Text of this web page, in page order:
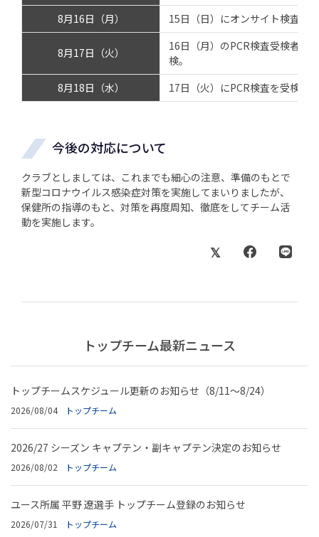
8月16日（月）
15日（日）にオンサイト検査を
8月17日（火）
16日（月）のPCR検査受検者以
検。
8月18日（水）
17日（火）にPCR検査を受検し
今後の対応について
クラブとしましては、これまでも細心の注意、準備のもとで
新型コロナウイルス感染症対策を実施してまいりましたが、
保健所の指導のもと、対策を再度周知、徹底をしてチーム活
動を実施します。
トップチーム最新ニュース
トップチームスケジュール更新のお知らせ（8/11～8/24）
2026/08/04 トップチーム
2026/27 シーズン キャプテン・副キャプテン決定のお知らせ
2026/08/02 トップチーム
ユース所属 平野 遼選手 トップチーム登録のお知らせ
2026/07/31 トップチーム